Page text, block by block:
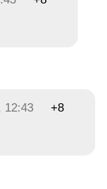
12:43 +8